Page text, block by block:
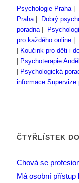
Psychologie Praha|
Praha| Dobrý
poradna|
pro každého online|
Koučink pro děti i
Psychoterapie Anděl
Psychologická
informace Supervize
ČTYŘLÍSTEK
Chová se
Má osobní přístup